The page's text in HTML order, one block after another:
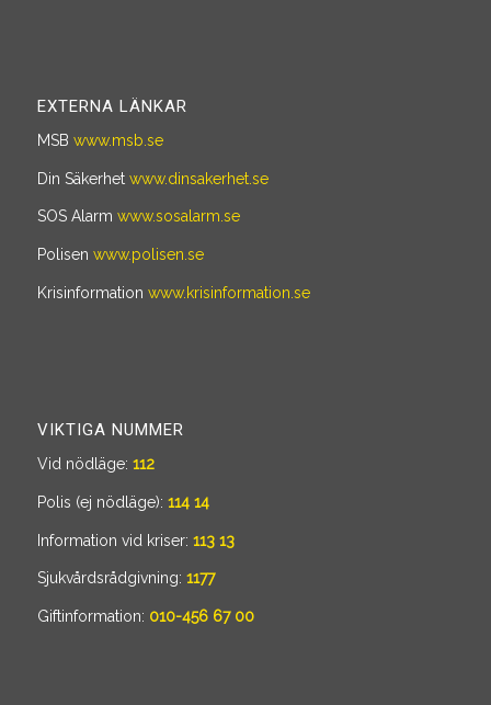
EXTERNA LÄNKAR
MSB www.msb.se
Din Säkerhet www.dinsakerhet.se
SOS Alarm www.sosalarm.se
Polisen www.polisen.se
Krisinformation www.krisinformation.se
VIKTIGA NUMMER
Vid nödläge: 112
Polis (ej nödläge): 114 14
Information vid kriser: 113 13
Sjukvårdsrådgivning: 1177
Giftinformation: 010-456 67 00